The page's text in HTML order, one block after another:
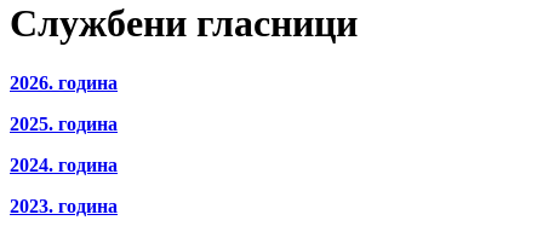
Службени гласници
2026. година
2025. година
2024. година
2023. година